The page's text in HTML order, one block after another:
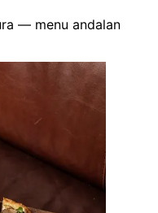
— menu andalan